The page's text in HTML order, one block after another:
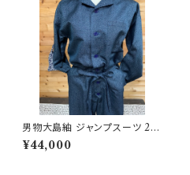
男物大島紬 ジャンプスーツ 20
2502141357
¥44,000